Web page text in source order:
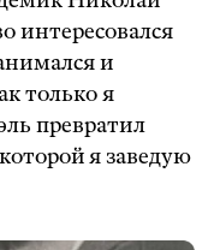
и
только я
превратил
я заведую